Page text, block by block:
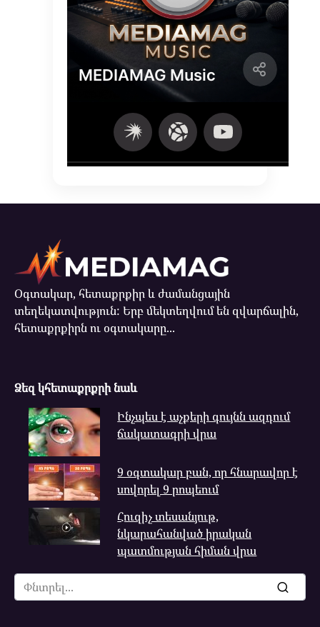
Օգտակար, հետաքրքիր և ժամանցային
տեղեկատվություն: Երբ մեկտեղվում են զվարճալին,
հետաքրքիրն ու օգտակարը...
Ձեզ կհետաքրքրի նաև
Ինչպես է աչքերի գույնն ազդում
ճակատագրի վրա
9 օգտակար բան, որ հնարավոր է
սովորել 9 րոպեում
Հուզիչ տեսանյութ,
նկարահանված իրական
պատմության հիման վրա
Search
for: